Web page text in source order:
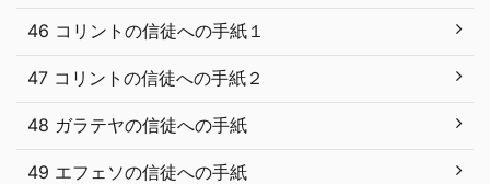
46 コリントの信徒への手紙１
47 コリントの信徒への手紙２
48 ガラテヤの信徒への手紙
49 エフェソの信徒への手紙